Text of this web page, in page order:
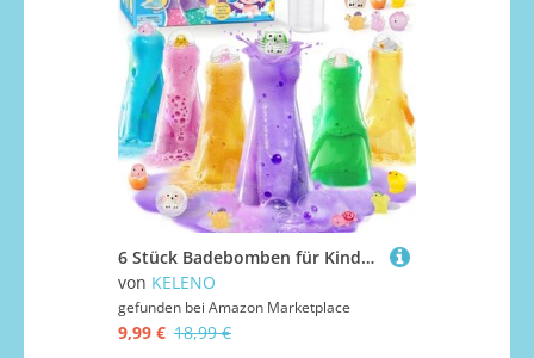
6 Stück Badebomben für Kinder mit Überraschung Spielzeug im Inneren & Wissenschaft & Zaubertrank Flaschen Badekugeln Badespaß Badezusatz Geburtstag Geschenk Mädchen Jungen (leichtes Spielzeug)
von KELENO
gefunden bei Amazon Marketplace
9,99 € 18,99 €